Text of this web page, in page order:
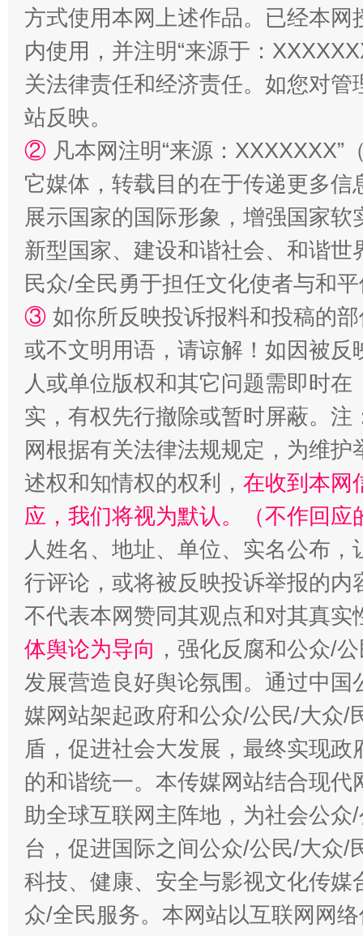
扯下公款旅游的“隐身衣” 如何以
“蜀中异人”王建安的艺术幻境
方式使用本网上述作品。已经本
内使用，并注明“来源于：
关法律责任和经济责任。如您对
站反映。
② 凡本网注明“来源：
它媒体，转载目的在于传递更多
展示国家的国际形象，增强国家
新型国家、建设和谐社会、和谐
民众/全民勇于担任文化使者与和
③ 如你所反映投诉报料和投稿的
或不文明用语，请谅解！如因被
人或单位版权和其它问题需即时在
实，有权先行撤除或暂时屏蔽。
网根据有关法律法规规定，为维
述权和知情权的权利， 在收到本网
应，我们将视为默认。（不作回应
人姓名、地址、单位、实名公布
行评论，或将被反映投诉举报的
不代表本网赞同其观点和对其真实
体舆论为导向 ，强化反腐和公众/
发展营造良好舆论氛围。通过中
媒网站架起政府和公众/公民/大众/
盾，促进社会大发展，最终实现
的和谐统一。本传媒网站结合现
助全球互联网主阵地，为社会公
台，促进国际之间公众/公民/大众/
科技、健康、安全与影视文化传
众/全民服务。本网站以互联网网